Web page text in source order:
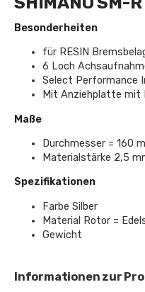
Besonderheiten
für RESIN
6 Loch
Select Performance
Mit Anziehplatte mit
Maße
Durchmesser = 160
Materialstärke 2,5
Spezifikationen
Farbe Silber
Material Rotor =
Gewicht
Informationen zur